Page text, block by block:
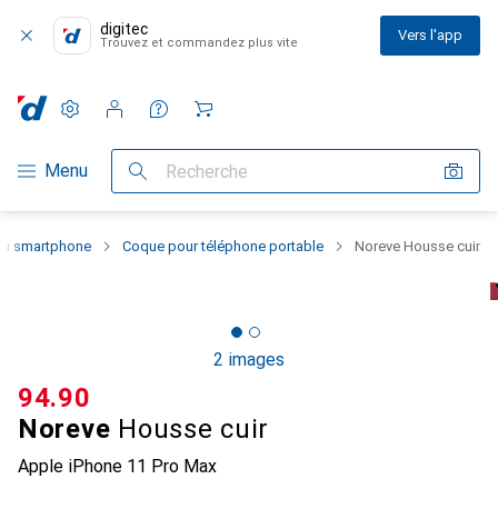
digitec
Trouvez et commandez plus vite Vers l'app
Navigation par catégorie
Menu Recherche
Paramètres
Compte client
Listes de comparaison
Listes d'envies
Panier
smartphone Coque pour téléphone portable Noreve Housse cuir
2 images
Noreve Housse cuir
Apple iPhone 11 Pro Max
CHF
94.90